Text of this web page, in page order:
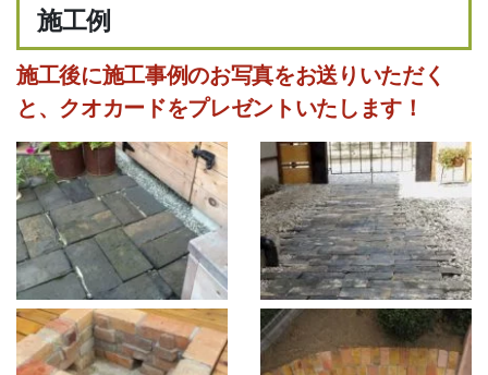
施工例
施工後に施工事例のお写真をお送りいただく
と、クオカードをプレゼントいたします！